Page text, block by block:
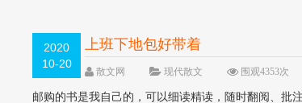
2020
10-20
上班下地包好带着
散文网 现代散文 围观4353次
邮购的书是我自己的，可以细读精读，随时翻阅、批